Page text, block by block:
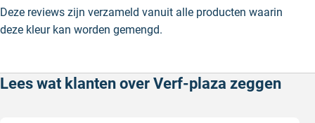
Deze reviews zijn verzameld vanuit alle producten waarin
deze kleur kan worden gemengd.
Lees wat klanten over Verf-plaza zeggen